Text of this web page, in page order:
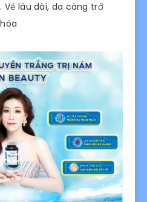
Về lâu dài, da càng trở